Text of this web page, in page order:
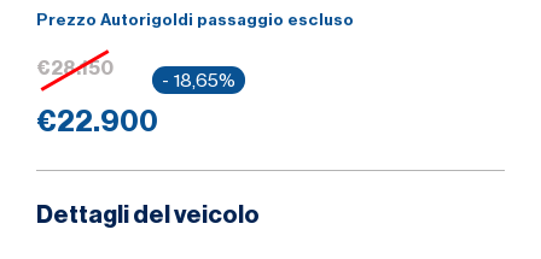
Prezzo Autorigoldi passaggio escluso
€28.150 - 18,65%
€22.900
Dettagli del veicolo